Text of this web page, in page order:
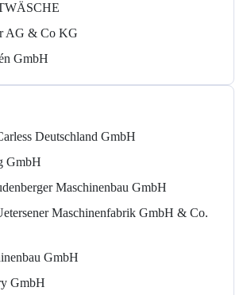
AG & Co KG
GmbH
Deutschland GmbH
GmbH
Maschinenbau GmbH
Maschinenfabrik GmbH & Co.
GmbH
GmbH